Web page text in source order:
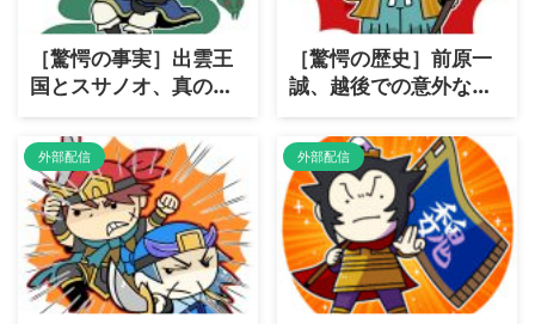
［驚愕の事実］出雲王
国とスサノオ、真の
「国盗り物語」！
［驚愕の歴史］前原一
誠、越後での意外な善
政とは？
外部配信 外部配信